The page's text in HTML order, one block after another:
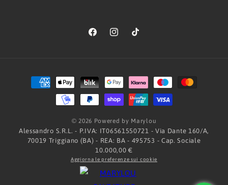
FacebookInstagramTikTok
Metodi
di
pagamento
© 2026 Powered by Marylou
Alessandro S.R.L. - P.IVA: IT06561550721 - Via Dante 160/A,
70019 Triggiano (BA) - REA: BA - 495753 - Cap. Sociale
10.000,00 €
Aggiorna le preferenze sui cookie